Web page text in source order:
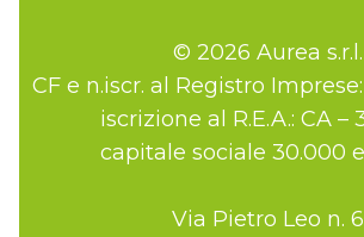
© 2026 Aurea s.r.l.
CF e n.iscr. al Registro
iscrizione al R.E.A.: CA –
capitale sociale 30.000
Via Pietro Leo n. 6